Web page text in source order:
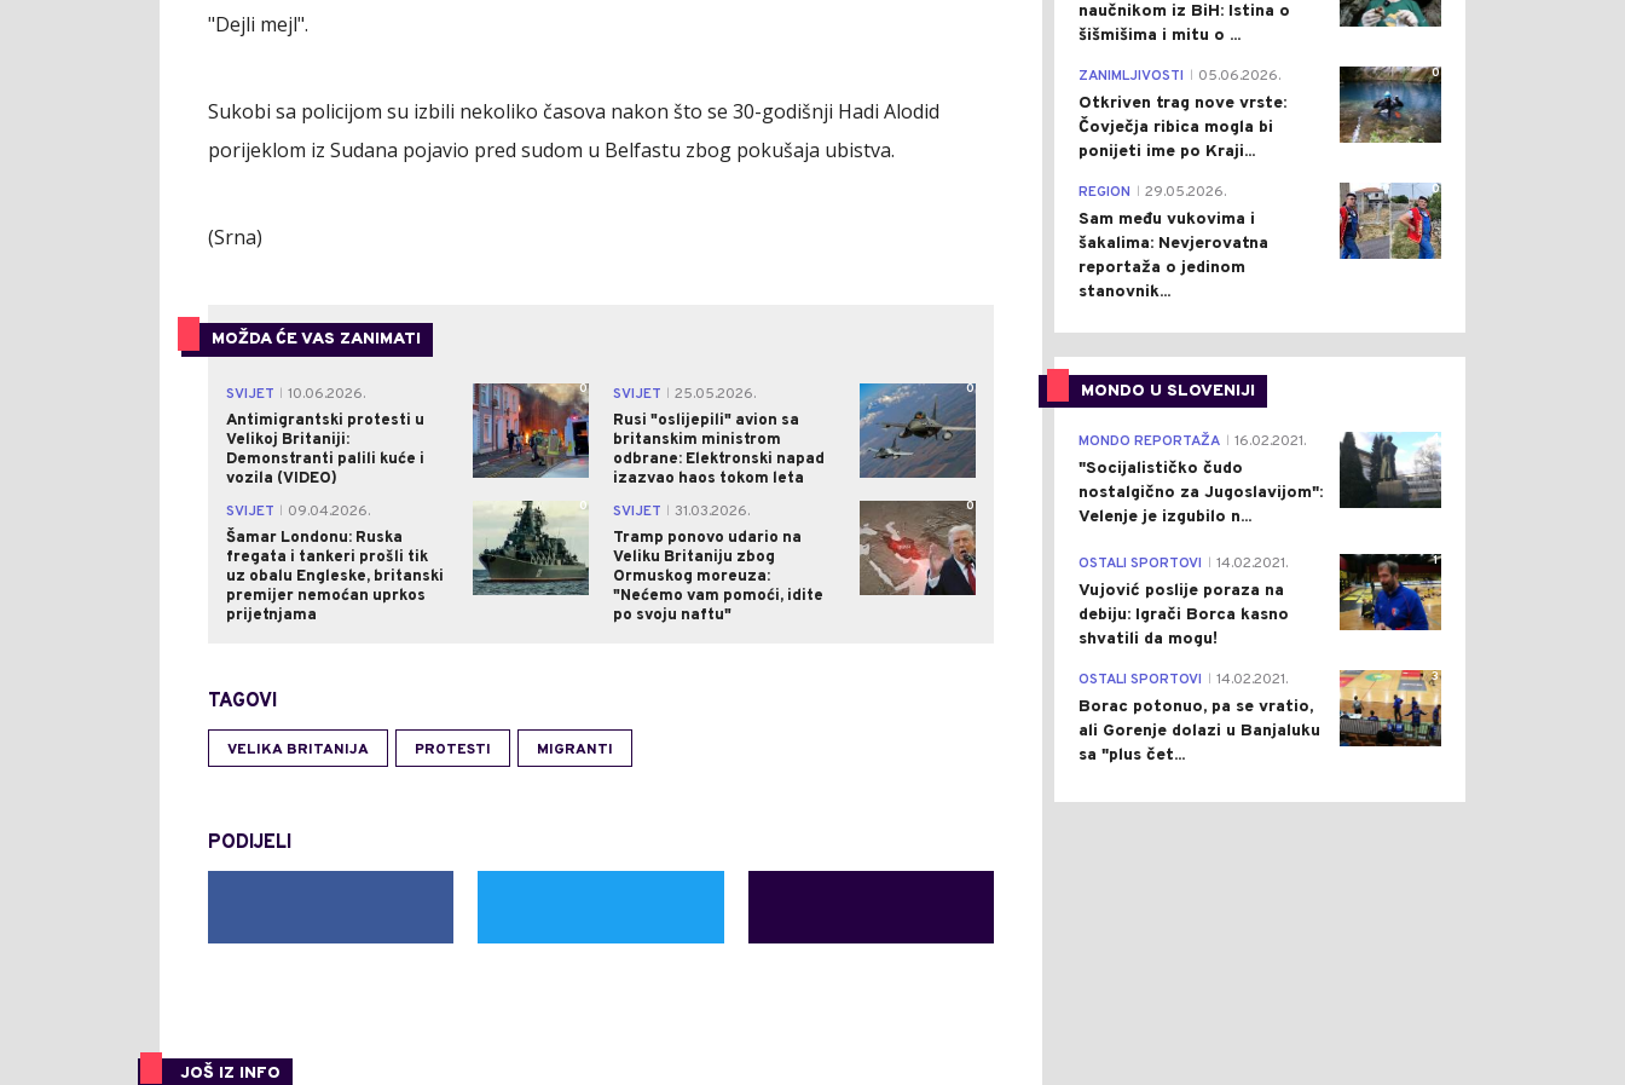
"Dejli mejl".
Sukobi sa policijom su izbili nekoliko časova nakon što se 30-godišnji Hadi Alodid
porijeklom iz Sudana pojavio pred sudom u Belfastu zbog pokušaja ubistva.
(Srna)
MOŽDA ĆE VAS ZANIMATI
SVIJET
10.06.2026.
Antimigrantski protesti u
Velikoj Britaniji:
Demonstranti palili kuće i
vozila (VIDEO)
0 SVIJET
25.05.2026.
Rusi "oslijepili" avion sa
britanskim ministrom
odbrane: Elektronski napad
izazvao haos tokom leta
0
SVIJET
09.04.2026.
Šamar Londonu: Ruska
fregata i tankeri prošli tik
uz obalu Engleske, britanski
premijer nemoćan uprkos
prijetnjama
0 SVIJET
31.03.2026.
Tramp ponovo udario na
Veliku Britaniju zbog
Ormuskog moreuza:
"Nećemo vam pomoći, idite
po svoju naftu"
0
TAGOVI
VELIKA BRITANIJA PROTESTI MIGRANTI
PODIJELI
JOŠ IZ INFO
naučnikom iz BiH: Istina o
šišmišima i mitu o ...
0
ZANIMLJIVOSTI 05.06.2026.
Otkriven trag nove vrste:
Čovječja ribica mogla bi
ponijeti ime po Kraji...
0
REGION 29.05.2026.
Sam među vukovima i
šakalima: Nevjerovatna
reportaža o jedinom
stanovnik...
MONDO U SLOVENIJI
4
MONDO REPORTAŽA 16.02.2021.
"Socijalističko čudo
nostalgično za Jugoslavijom":
Velenje je izgubilo n...
1
OSTALI SPORTOVI 14.02.2021.
Vujović poslije poraza na
debiju: Igrači Borca kasno
shvatili da mogu!
3
OSTALI SPORTOVI 14.02.2021.
Borac potonuo, pa se vratio,
ali Gorenje dolazi u Banjaluku
sa "plus čet...